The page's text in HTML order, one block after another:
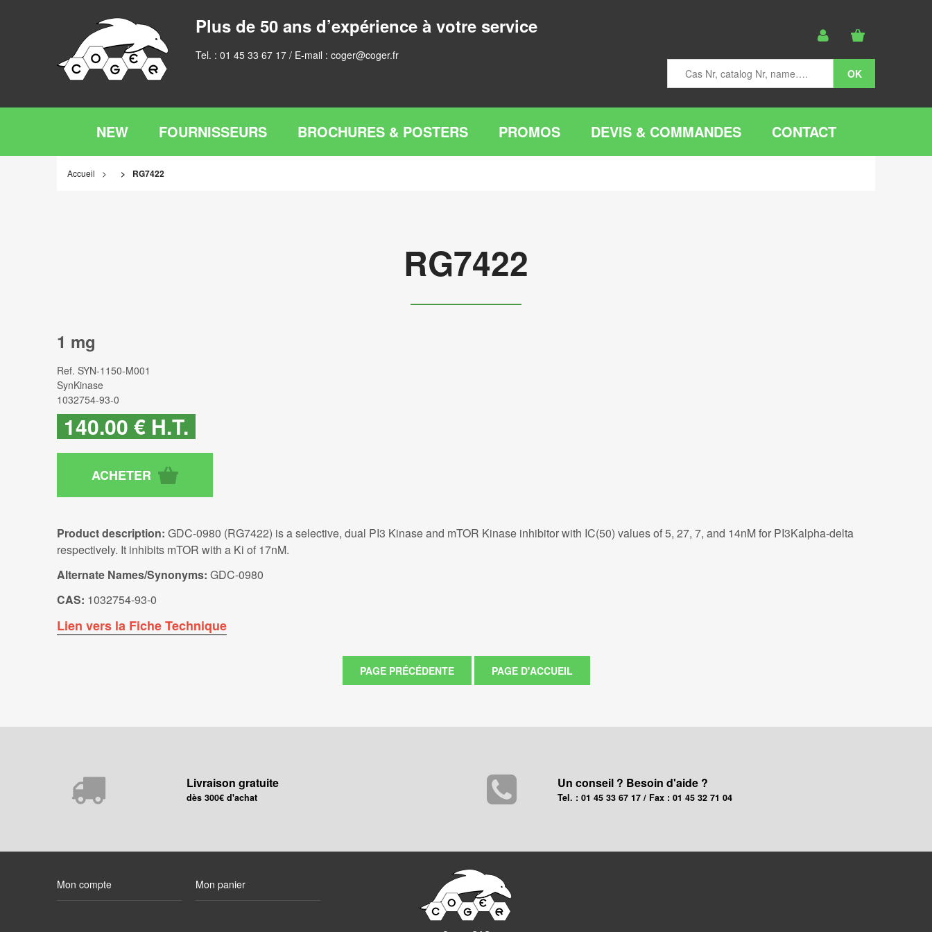
Plus de 50 ans d’expérience à votre service
Tel. : 01 45 33 67 17 / E-mail : coger@coger.fr
NEW FOURNISSEURS BROCHURES & POSTERS PROMOS DEVIS & COMMANDES CONTACT
Accueil RG7422
RG7422
1 mg
Ref. SYN-1150-M001
SynKinase
1032754-93-0
140.00 € H.T.
Product description: GDC-0980 (RG7422) is a selective, dual PI3 Kinase and mTOR Kinase inhibitor with IC(50) values of 5, 27, 7, and 14nM for PI3Kalpha-delta
respectively. It inhibits mTOR with a Ki of 17nM.
Alternate Names/Synonyms: GDC-0980
CAS: 1032754-93-0
Lien vers la Fiche Technique
Livraison gratuite
dès 300€ d'achat
Un conseil ? Besoin d'aide ?
Tel. : 01 45 33 67 17 / Fax : 01 45 32 71 04
Mon compte Mon panier